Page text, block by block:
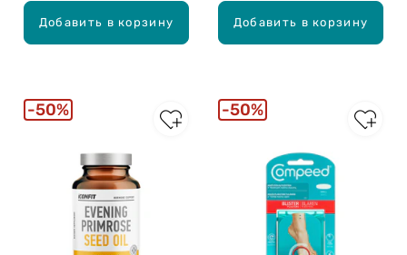
Добавить в корзину Добавить в корзину
50% 50%